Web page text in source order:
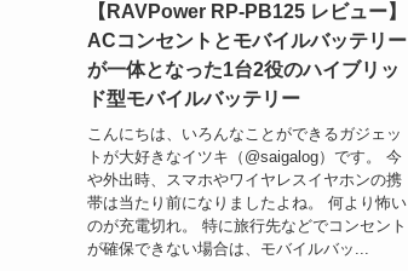
【RAVPower RP-PB125 レビュー】
ACコンセントとモバイルバッテリー
が一体となった1台2役のハイブリッ
ド型モバイルバッテリー
こんにちは、いろんなことができるガジェッ
トが大好きなイツキ（@saigalog）です。 今
や外出時、スマホやワイヤレスイヤホンの携
帯は当たり前になりましたよね。 何より怖い
のが充電切れ。 特に旅行先などでコンセント
が確保できない場合は、モバイルバッ...